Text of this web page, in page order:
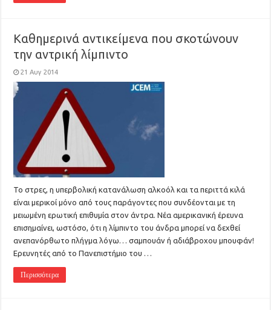
Καθημερινά αντικείμενα που σκοτώνουν
την αντρική λίμπιντο
21 Αυγ 2014
Το στρες, η υπερβολική κατανάλωση αλκοόλ και τα περιττά κιλά
είναι μερικοί μόνο από τους παράγοντες που συνδέονται με τη
μειωμένη ερωτική επιθυμία στον άντρα. Νέα αμερικανική έρευνα
επισημαίνει, ωστόσο, ότι η λίμπιντο του άνδρα μπορεί να δεχθεί
ανεπανόρθωτο πλήγμα λόγω… σαμπουάν ή αδιάβροχου μπουφάν!
Ερευνητές από το Πανεπιστήμιο του …
Περισσότερα